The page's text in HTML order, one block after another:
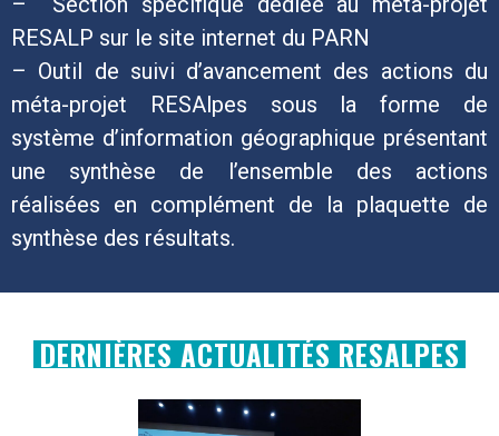
RESALP sur le site internet du PARN
– Outil de suivi d’avancement des actions du
méta-projet RESAlpes sous la forme de
système d’information géographique présentant
une synthèse de l’ensemble des actions
réalisées en complément de la plaquette de
synthèse des résultats.
DERNIÈRES ACTUALITÉS RESALPES